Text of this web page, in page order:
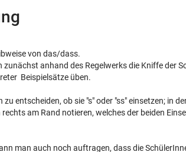
von das/dass.
zunächst anhand des Regelwerks die Kniffe der
Beispielsätze üben.
zu entscheiden, ob sie "s" oder "ss" einsetzen; in
am Rand notieren, welches der beiden
man auch noch auftragen, dass die